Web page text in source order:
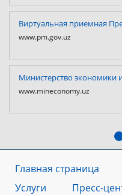
Виртуальная приемная
www.pm.gov.uz
Министерство экономики
www.mineconomy.uz
Главная страница
Услуги
Пресс-